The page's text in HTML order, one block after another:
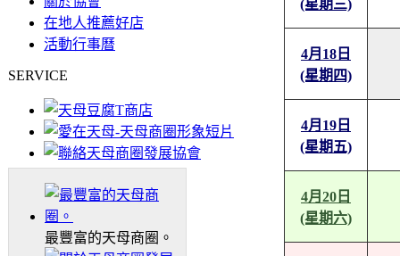
在地人推薦好店
活動行事曆
SERVICE
最豐富的天母商圈。
(星期三)
4月18日
(星期四)
4月19日
(星期五)
4月20日
(星期六)